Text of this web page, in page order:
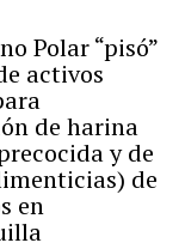
Polar “pisó”
activos
de harina
y de
de
en